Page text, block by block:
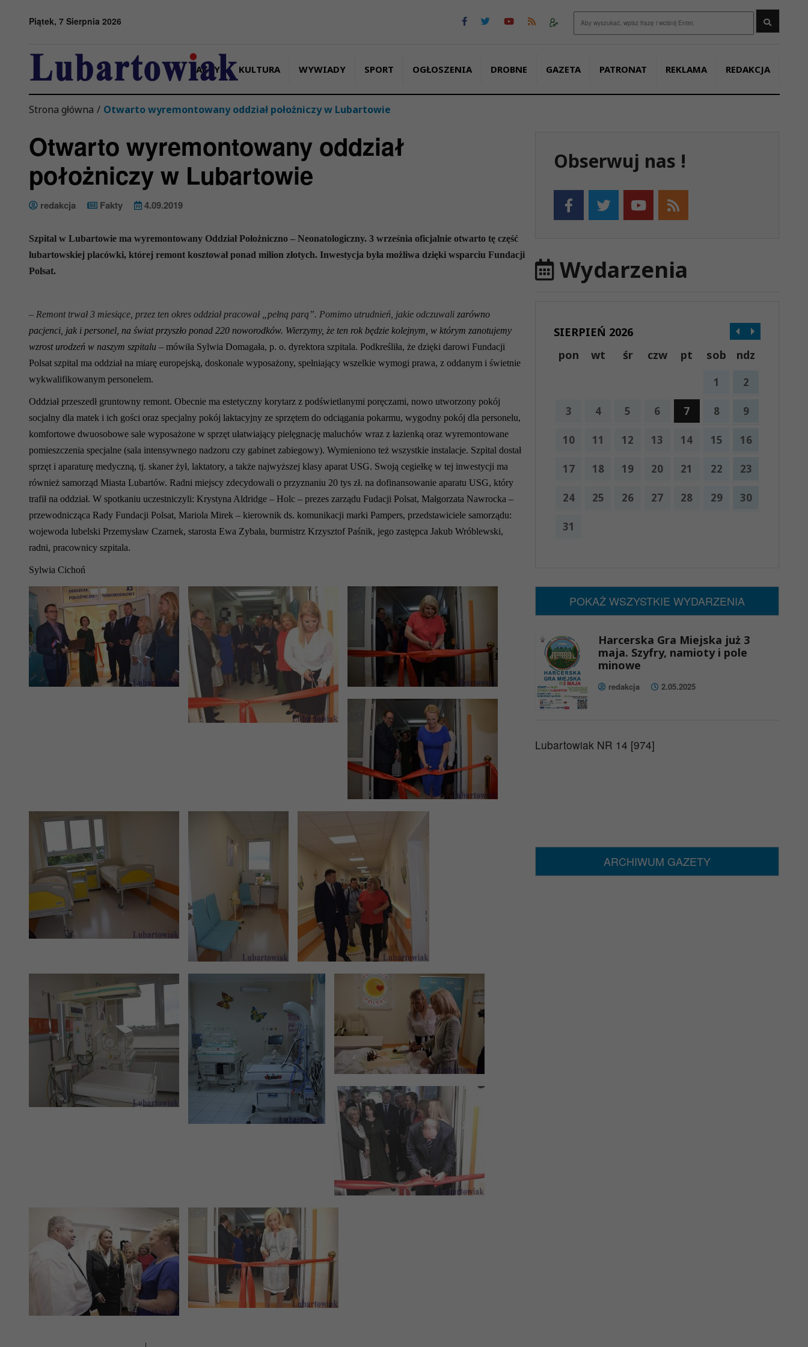
Piątek, 7 Sierpnia 2026
FAKTY KULTURA WYWIADY SPORT OGŁOSZENIA DROBNE GAZETA PATRONAT REKLAMA REDAKCJA
Strona główna / Otwarto wyremontowany oddział położniczy w Lubartowie
Otwarto wyremontowany oddział
położniczy w Lubartowie
redakcja Fakty 4.09.2019
Szpital w Lubartowie ma wyremontowany Oddział Położniczno – Neonatologiczny. 3 września oficjalnie otwarto tę część
lubartowskiej placówki, której remont kosztował ponad milion złotych. Inwestycja była możliwa dzięki wsparciu Fundacji
Polsat.
– Remont trwał 3 miesiące, przez ten okres oddział pracował „pełną parą”. Pomimo utrudnień, jakie odczuwali zarówno
pacjenci, jak i personel, na świat przyszło ponad 220 noworodków. Wierzymy, że ten rok będzie kolejnym, w którym zanotujemy
wzrost urodzeń w naszym szpitalu – mówiła Sylwia Domagała, p. o. dyrektora szpitala. Podkreśliła, że dzięki darowi Fundacji
Polsat szpital ma oddział na miarę europejską, doskonale wyposażony, spełniający wszelkie wymogi prawa, z oddanym i świetnie
wykwalifikowanym personelem.
Oddział przeszedł gruntowny remont. Obecnie ma estetyczny korytarz z podświetlanymi poręczami, nowo utworzony pokój
socjalny dla matek i ich gości oraz specjalny pokój laktacyjny ze sprzętem do odciągania pokarmu, wygodny pokój dla personelu,
komfortowe dwuosobowe sale wyposażone w sprzęt ułatwiający pielęgnację maluchów wraz z łazienką oraz wyremontowane
pomieszczenia specjalne (sala intensywnego nadzoru czy gabinet zabiegowy). Wymieniono też wszystkie instalacje. Szpital dostał
sprzęt i aparaturę medyczną, tj. skaner żył, laktatory, a także najwyższej klasy aparat USG. Swoją cegiełkę w tej inwestycji ma
również samorząd Miasta Lubartów. Radni miejscy zdecydowali o przyznaniu 20 tys zł. na dofinansowanie aparatu USG, który
trafił na oddział. W spotkaniu uczestniczyli: Krystyna Aldridge – Holc – prezes zarządu Fudacji Polsat, Małgorzata Nawrocka –
przewodnicząca Rady Fundacji Polsat, Mariola Mirek – kierownik ds. komunikacji marki Pampers, przedstawiciele samorządu:
wojewoda lubelski Przemysław Czarnek, starosta Ewa Zybała, burmistrz Krzysztof Paśnik, jego zastępca Jakub Wróblewski,
radni, pracownicy szpitala.
Sylwia Cichoń
Obserwuj nas !
Wydarzenia
SIERPIEŃ 2026
pon
wt śr czw pt sob ndz
1 2
3 4 5 6 7 8 9
10 11 12 13 14 15 16
17 18 19 20 21 22 23
24 25 26 27 28 29 30
31
POKAŻ WSZYSTKIE WYDARZENIA
Harcerska Gra Miejska już 3
maja. Szyfry, namioty i pole
minowe
redakcja 2.05.2025
Lubartowiak NR 14 [974]
ARCHIWUM GAZETY